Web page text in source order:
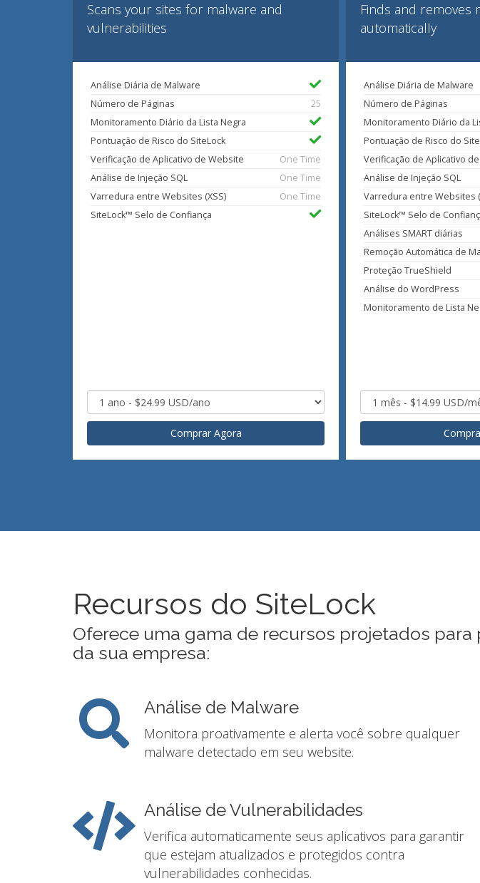
Scans your sites for malware and
vulnerabilities
Análise Diária de Malware
Número de Páginas
25
Monitoramento Diário da Lista Negra
Pontuação de Risco do SiteLock
Verificação de Aplicativo de Website
One Time
Análise de Injeção SQL
One Time
Varredura entre Websites (XSS)
One Time
SiteLock™ Selo de Confiança
Comprar Agora
Finds and removes
automatically
Análise Diária de Malware
Número de Páginas
Monitoramento Diário da
Pontuação de Risco do
Verificação de Aplicativo
Análise de Injeção SQL
Varredura entre Websites
SiteLock™ Selo de
Análises SMART diárias
Remoção Automática de
Proteção TrueShield
Análise do WordPress
Monitoramento de Lista
Recursos do SiteLock
Oferece uma gama de recursos projetados
da sua empresa:
Análise de Malware
Monitora proativamente e alerta você sobre qualquer
malware detectado em seu website.
Análise de Vulnerabilidades
Verifica automaticamente seus aplicativos para garantir
que estejam atualizados e protegidos contra
vulnerabilidades conhecidas.